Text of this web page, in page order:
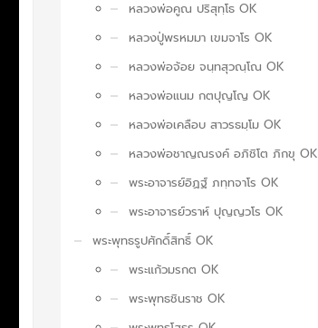
หลวงพ่อคูณ ปริสุทฺโธ OK
หลวงปู่พรหมมา เขมจาโร OK
หลวงพ่อจ้อย จนฺทสุวณฺโณ OK
หลวงพ่อแนม กตปุญโญ OK
หลวงพ่อเคลือบ สาวรธมฺโม OK
หลวงพ่อชาญณรงค์ อภิชิโต ภิกขุ OK
พระอาจารย์อิฏฐ์ ภทฺทจาโร OK
พระอาจารย์วราห์ ปุญญวโร OK
พระพุทธรูปศักดิ์สิทธิ์ OK
พระแก้วมรกต OK
พระพุทธชินราช OK